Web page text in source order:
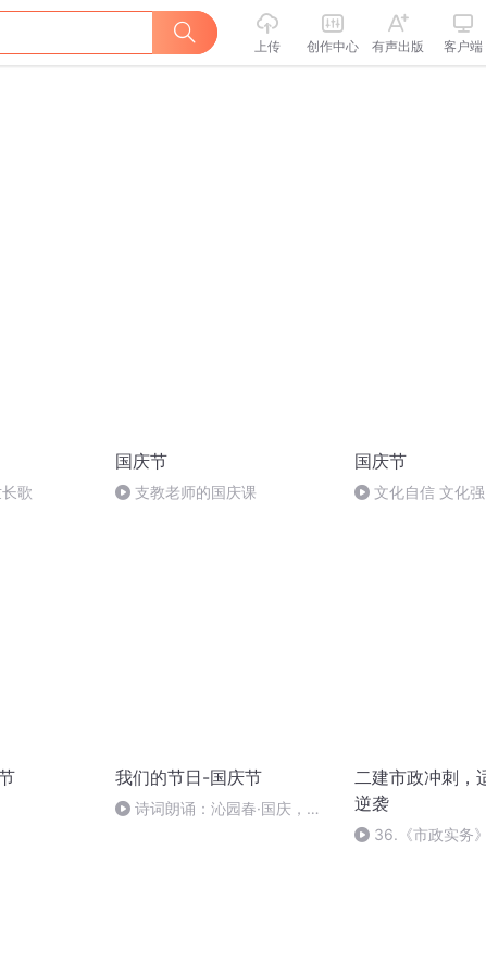
上传 创作中心 有声出版 客户端
歌
国庆节
支教老师的国庆课
国庆节
文化自信 文化
我们的节日-国庆节
诗词朗诵：沁园春·国庆，朗
二建市政冲刺，
逆袭
36.《市政实务